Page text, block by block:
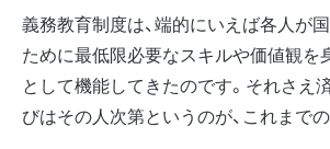
義務教育制度は、端的にいえば各人が
ために最低限必要なスキルや価値観を
として機能してきたのです。それさえ
びはその人次第というのが、これまで